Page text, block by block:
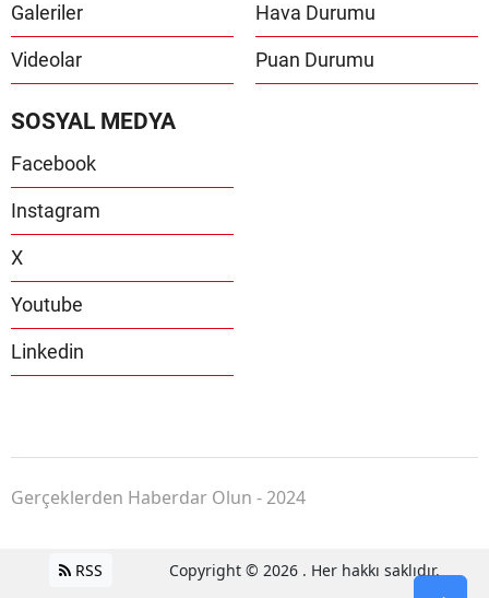
Galeriler
Videolar
Hava Durumu
Puan Durumu
SOSYAL MEDYA
Facebook
Instagram
X
Youtube
Linkedin
Gerçeklerden Haberdar Olun - 2024
RSS Copyright © 2026 . Her hakkı saklıdır.